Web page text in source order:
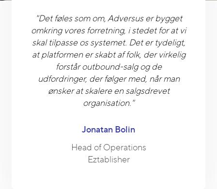
"Det føles som om, Adversus er bygget
omkring vores forretning, i stedet for at vi
skal tilpasse os systemet. Det er tydeligt,
at platformen er skabt af folk, der virkelig
forstår outbound-salg og de
udfordringer, der følger med, når man
ønsker at skalere en salgsdrevet
organisation."
Jonatan Bolin
Head of Operations
Eztablisher